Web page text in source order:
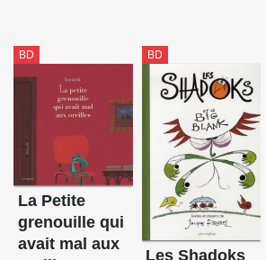
BD
La Petite
grenouille qui
avait mal aux
BD
Les Shadoks